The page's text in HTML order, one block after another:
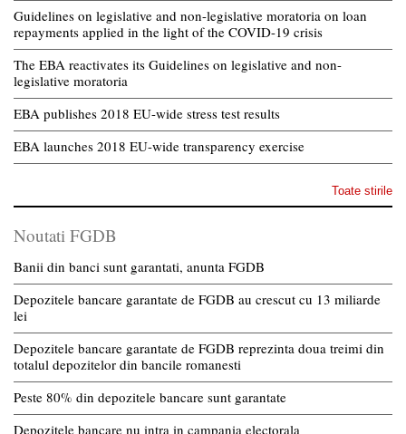
Guidelines on legislative and non-legislative moratoria on loan
repayments applied in the light of the COVID-19 crisis
The EBA reactivates its Guidelines on legislative and non-
legislative moratoria
EBA publishes 2018 EU-wide stress test results
EBA launches 2018 EU-wide transparency exercise
Toate stirile
Noutati FGDB
Banii din banci sunt garantati, anunta FGDB
Depozitele bancare garantate de FGDB au crescut cu 13 miliarde
lei
Depozitele bancare garantate de FGDB reprezinta doua treimi din
totalul depozitelor din bancile romanesti
Peste 80% din depozitele bancare sunt garantate
Depozitele bancare nu intra in campania electorala